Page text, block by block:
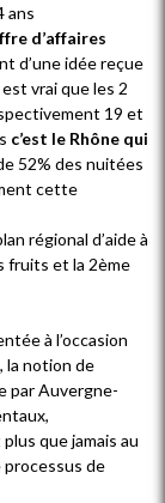
ans
d’affaires
d’une idée reçue
est vrai que les 2
19 et
c’est le Rhône qui
52% des nuitées
cette
régional d’aide à
fruits et la 2ème
à l’occasion
la notion de
par Auvergne-
que jamais au
de